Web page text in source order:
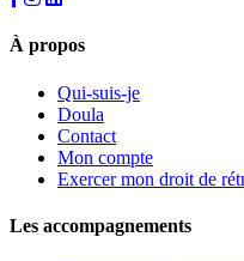
À propos
Qui-suis-je
Doula
Contact
Mon compte
Exercer mon droit de
Les accompagnements